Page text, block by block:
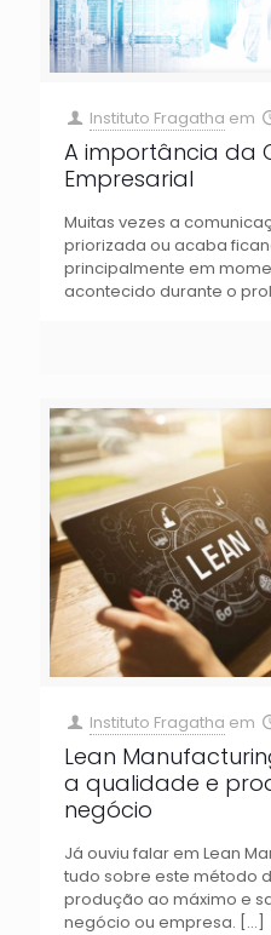
Instituto Fragatha em
A importância da
Empresarial
Muitas vezes a
priorizada ou acaba
principalmente em
acontecido durante o
Instituto Fragatha em
Lean
a qualidade e
negócio
Já ouviu falar em Lean
tudo sobre este método
produção ao máximo e
negócio ou empresa. […]